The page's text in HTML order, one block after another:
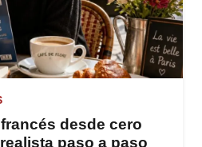
desde cero
paso a paso